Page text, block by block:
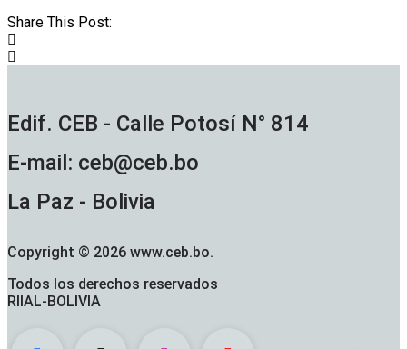
Share This Post:
Edif. CEB - Calle Potosí N° 814
E-mail: ceb@ceb.bo
La Paz - Bolivia
Copyright © 2026 www.ceb.bo.
Todos los derechos reservados
RIIAL-BOLIVIA